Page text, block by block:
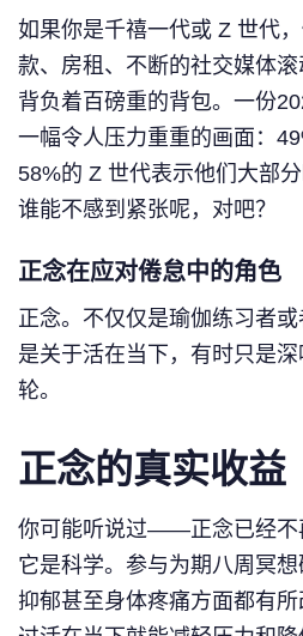
如果你是千禧一代或 Z 世代
款、房租、不断的社交媒体
背负着百磅重的背包。一份
一幅令人压力重重的画面：
58%的 Z 世代表示他们大部
谁能不感到紧张呢，对吧？
正念在应对倦怠中的角色
正念。不仅仅是瑜伽练习者
是关于活在当下，有时只是
轮。
正念的真实收益
你可能听说过——正念已经不
它是科学。参与为期八周冥想
抑郁甚至身体疼痛方面都有